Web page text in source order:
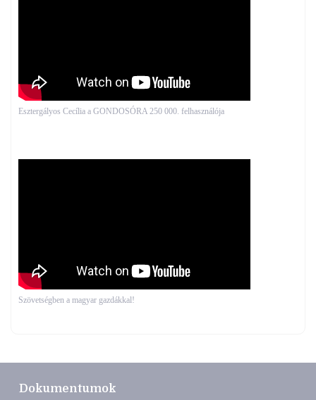
Esztergályos Cecília a GONDOSÓRA 250 000. felhasználója
Szövetségben a magyar gazdákkal!
Dokumentumok